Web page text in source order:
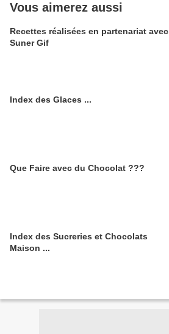
Vous aimerez aussi
Recettes réalisées en partenariat avec
Suner Gif
Index des Glaces ...
Que Faire avec du Chocolat ???
Index des Sucreries et Chocolats
Maison ...